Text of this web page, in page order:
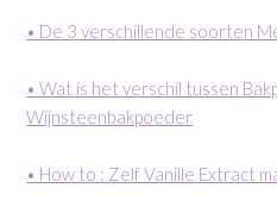
• De 3 verschillende soorten
• Wat is het verschil tussen
Wijnsteenbakpoeder
• How to : Zelf Vanille Extract